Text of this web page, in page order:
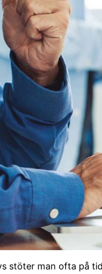
stöter man ofta på